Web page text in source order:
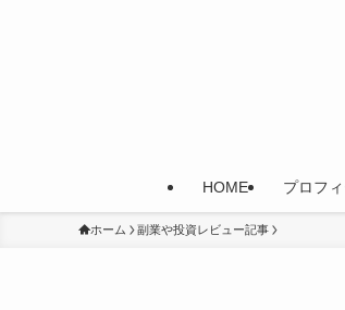
HOME プロフ
ホーム 副業や投資レビュー記事